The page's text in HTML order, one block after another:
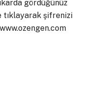
gördüğünüz
tıklayarak şifrenizi